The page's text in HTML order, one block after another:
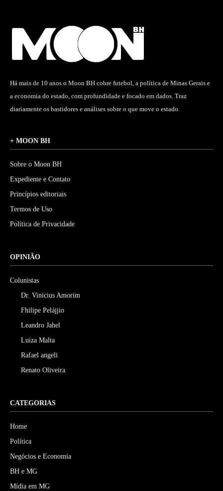
Há mais de 10 anos o Moon BH cobre futebol, a política de Minas Gerais e
a economia do estado, com profundidade e focado em dados. Traz
diariamente os bastidores e análises sobre o que move o estado.
+ MOON BH
Sobre o Moon BH
Expediente e Contato
Princípios editoriais
Termos de Uso
Política de Privacidade
OPINIÃO
Colunistas
Dr. Vinicius Amorim
Fhilipe Pelájjio
Leandro Jahel
Luiza Malta
Rafael angeli
Renato Oliveira
CATEGORIAS
Home
Política
Negócios e Economia
BH e MG
Mídia em MG